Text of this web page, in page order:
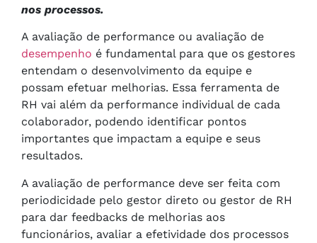
nos processos.
A avaliação de performance ou avaliação de
desempenho é fundamental para que os gestores
entendam o desenvolvimento da equipe e
possam efetuar melhorias. Essa ferramenta de
RH vai além da performance individual de cada
colaborador, podendo identificar pontos
importantes que impactam a equipe e seus
resultados.
A avaliação de performance deve ser feita com
periodicidade pelo gestor direto ou gestor de RH
para dar feedbacks de melhorias aos
funcionários, avaliar a efetividade dos processos